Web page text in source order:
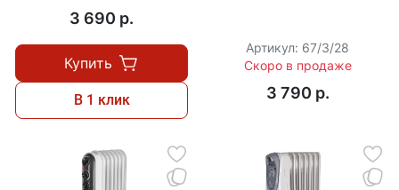
3 690 p.
Купить
В 1 клик
Артикул: 67/3/28
Скоро в продаже
3 790 p.